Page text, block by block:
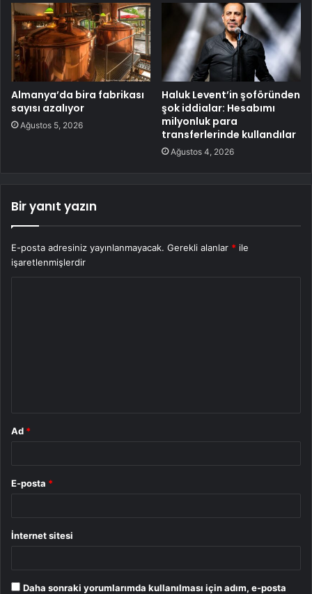
Almanya’da bira fabrikası
sayısı azalıyor
Ağustos 5, 2026
Haluk Levent’in şoföründen
şok iddialar: Hesabımı
milyonluk para
transferlerinde kullandılar
Ağustos 4, 2026
Bir yanıt yazın
E-posta adresiniz yayınlanmayacak. Gerekli alanlar * ile
işaretlenmişlerdir
Ad *
E-posta *
İnternet sitesi
Daha sonraki yorumlarımda kullanılması için adım, e-posta